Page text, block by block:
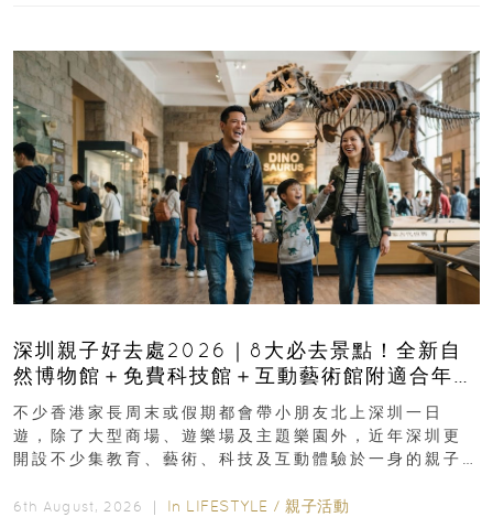
深圳親子好去處2026｜8大必去景點！全新自
然博物館＋免費科技館＋互動藝術館附適合年
齡、交通、門票、開放時間
不少香港家長周末或假期都會帶小朋友北上深圳一日
遊，除了大型商場、遊樂場及主題樂園外，近年深圳更
開設不少集教育、藝術、科技及互動體驗於一身的親子
6th August, 2026 ｜ In LIFESTYLE / 親子活動